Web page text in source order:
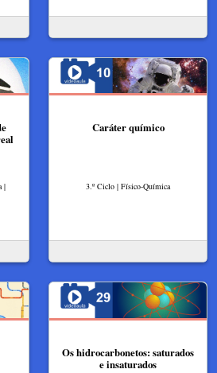
|
Caráter químico
3.º Ciclo | Físico-Química
Os hidrocarbonetos: saturados
e insaturados